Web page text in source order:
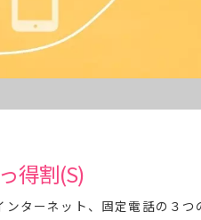
得割(S)
ンターネット、固定電話の３